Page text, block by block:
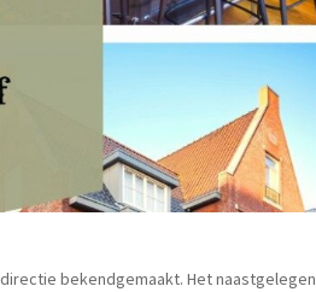
bekendgemaakt. Het naastgelegen